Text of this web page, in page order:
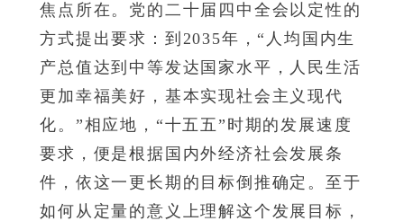
焦点所在。党的二十届四中全会以定性的
方式提出要求：到2035年，“人均国内生
产总值达到中等发达国家水平，人民生活
更加幸福美好，基本实现社会主义现代
化。”相应地，“十五五”时期的发展速度
要求，便是根据国内外经济社会发展条
件，依这一更长期的目标倒推确定。至于
如何从定量的意义上理解这个发展目标，